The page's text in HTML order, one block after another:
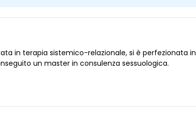
in terapia sistemico-relazionale, si è perfezionata in
un master in consulenza sessuologica.